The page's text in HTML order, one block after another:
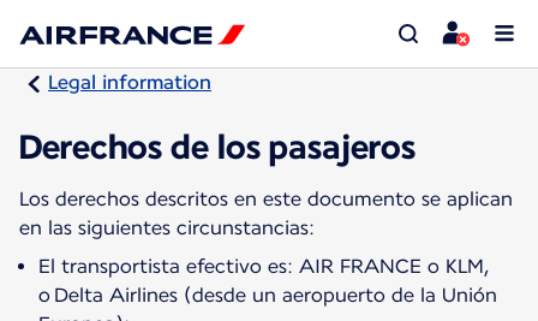
Legal information
Derechos de los pasajeros
Los derechos descritos en este documento se aplican
El transportista efectivo es: AIR FRANCE o KLM,
o Delta Airlines (desde un aeropuerto de la Unión